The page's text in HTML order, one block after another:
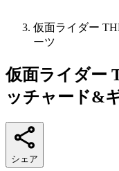
仮面ライダー
ーツ
仮面ライダー
ッチャード&
シェア